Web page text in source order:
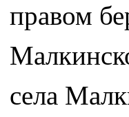
правом
села